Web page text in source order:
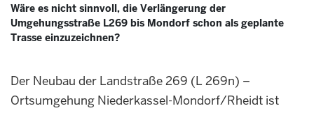
Wäre es nicht sinnvoll, die Verlängerung der
Umgehungsstraße L269 bis Mondorf schon als geplante
Trasse einzuzeichnen?
Der Neubau der Landstraße 269 (L 269n) –
Ortsumgehung Niederkassel-Mondorf/Rheidt ist